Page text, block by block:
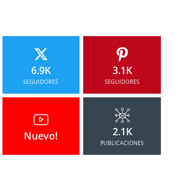
6.9K
SEGUIDORES
3.1K
SEGUIDORES
Nuevo! 2.1K
PUBLICACIONES